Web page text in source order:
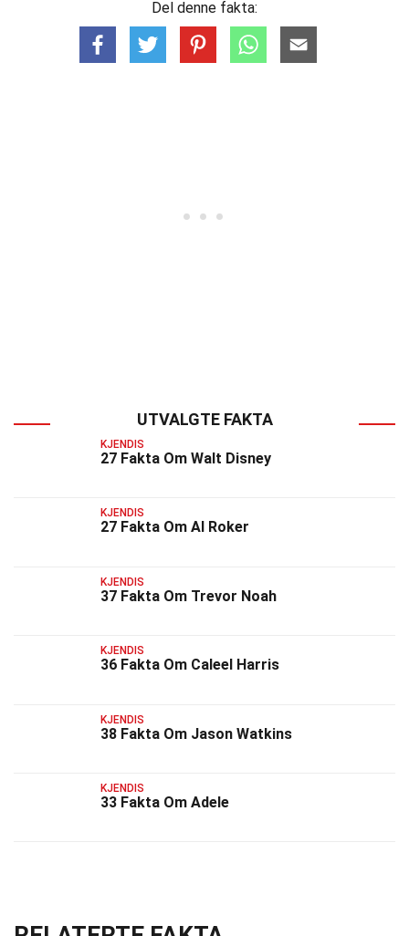
Del denne fakta:
UTVALGTE FAKTA
KJENDIS
27 Fakta Om Walt Disney
KJENDIS
27 Fakta Om Al Roker
KJENDIS
37 Fakta Om Trevor Noah
KJENDIS
36 Fakta Om Caleel Harris
KJENDIS
38 Fakta Om Jason Watkins
KJENDIS
33 Fakta Om Adele